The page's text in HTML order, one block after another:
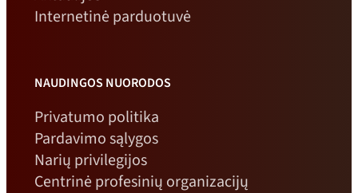
Internetinė parduotuvė
NAUDINGOS NUORODOS
Privatumo politika
Pardavimo sąlygos
Narių privilegijos
Centrinė profesinių organizacijų